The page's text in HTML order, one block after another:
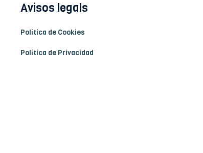
Avisos legals
Política de Cookies
Política de Privacidad